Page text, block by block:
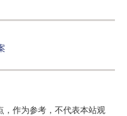
，作为参考，不代表本站观